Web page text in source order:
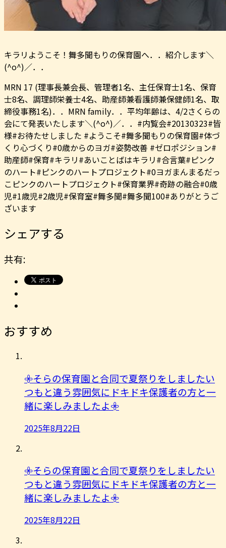
キラリようこそ！舞多聞もりの保育園へ．．紹介します＼
(^o^)／．．
MRN 17 (理事長兼会長、管理者1名、主任保育士1名、保育
士8名、調理師栄養士4名、助産師兼看護師兼保健師1名、取
締役事務1名)．．MRN family．．平均年齢は、4/2さくらの
会にて発表いたします＼(^o^)／．．#内覧会#20130323#皆
様#お待たせしました #ようこそ#舞多聞もりの保育園#体づ
くり心づくり#0歳からのヨガ#姿勢改善 #ゼロポジション#
助産師#保育#キラリ#あいことばはキラリ#合言葉#ピンク
のハート#ピンクのハートプロジェクト#0ヨガまんまるだっ
こピンクのハートプロジェクト#保育業界#奇跡の融合#0歳
児#1歳児#2歳児#保育室#舞多聞#舞多聞100#ありがとうご
ざいます
シェアする
共有:
おすすめ
𖧷そらの保育園と合同で夏祭りをしましたい
つもと違う雰囲気にドキドキ保護者の方と一
緒に楽しみましたよ︎𖧷
2025年8月22日
𖧷そらの保育園と合同で夏祭りをしましたい
つもと違う雰囲気にドキドキ保護者の方と一
緒に楽しみましたよ︎𖧷
2025年8月22日